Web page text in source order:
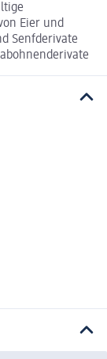
Eier und
Senfderivate